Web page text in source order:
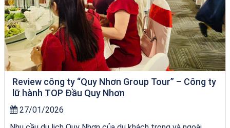
Review công ty “Quy Nhơn Group Tour” – Công ty
lữ hành TOP Đầu Quy Nhơn
27/01/2026